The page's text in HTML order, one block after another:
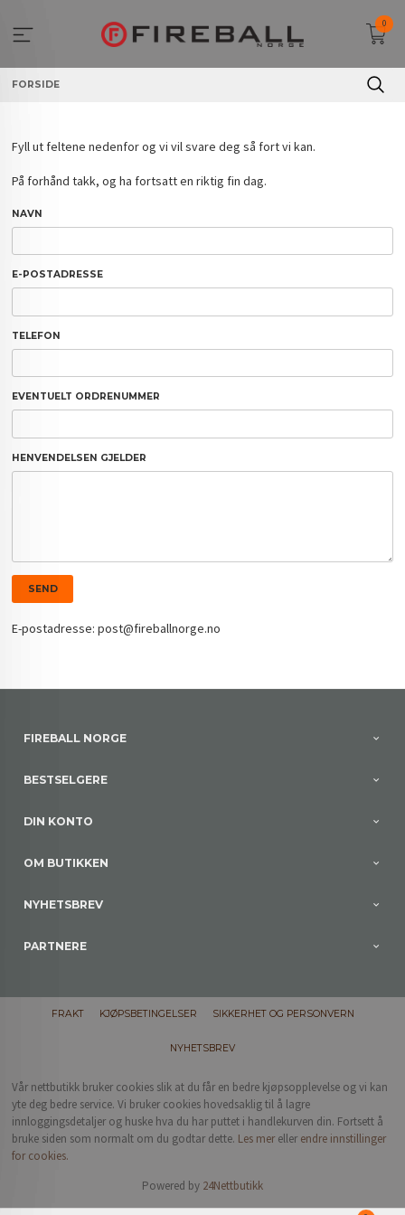
innholdet
0
FORSIDE
Fyll ut feltene nedenfor og vi vil svare deg så fort vi kan.
På forhånd takk, og ha fortsatt en riktig fin dag.
NAVN
E-POSTADRESSE
TELEFON
EVENTUELT ORDRENUMMER
HENVENDELSEN GJELDER
E-postadresse: post@fireballnorge.no
FIREBALL NORGE
BESTSELGERE
DIN KONTO
OM BUTIKKEN
NYHETSBREV
PARTNERE
FRAKT KJØPSBETINGELSER SIKKERHET OG PERSONVERN
NYHETSBREV
Vår nettbutikk bruker cookies slik at du får en bedre kjøpsopplevelse og vi kan
yte deg bedre service. Vi bruker cookies hovedsaklig til å lagre
innloggingsdetaljer og huske hva du har puttet i handlekurven din. Fortsett å
bruke siden som normalt om du godtar dette. Les mereller endre innstillinger
for cookies.
Powered by 24Nettbutikk